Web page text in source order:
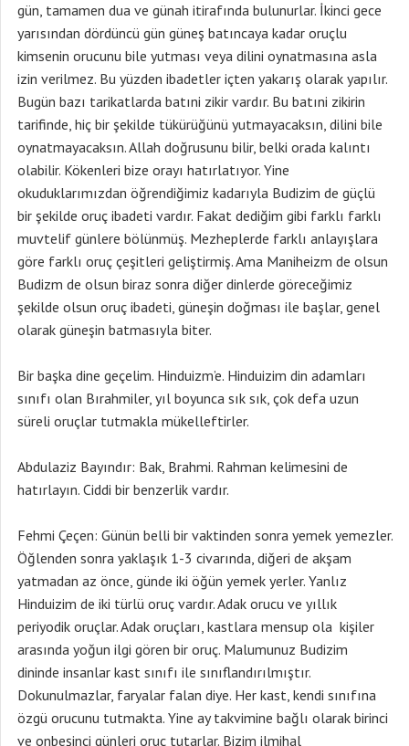
gün, tamamen dua ve günah itirafında bulunurlar. İkinci gece
yarısından dördüncü gün güneş batıncaya kadar oruçlu
kimsenin orucunu bile yutması veya dilini oynatmasına asla
izin verilmez. Bu yüzden ibadetler içten yakarış olarak yapılır.
Bugün bazı tarikatlarda batıni zikir vardır. Bu batıni zikirin
tarifinde, hiç bir şekilde tükürüğünü yutmayacaksın, dilini bile
oynatmayacaksın. Allah doğrusunu bilir, belki orada kalıntı
olabilir. Kökenleri bize orayı hatırlatıyor. Yine
okuduklarımızdan öğrendiğimiz kadarıyla Budizim de güçlü
bir şekilde oruç ibadeti vardır. Fakat dediğim gibi farklı farklı
muvtelif günlere bölünmüş. Mezheplerde farklı anlayışlara
göre farklı oruç çeşitleri geliştirmiş. Ama Maniheizm de olsun
Budizm de olsun biraz sonra diğer dinlerde göreceğimiz
şekilde olsun oruç ibadeti, güneşin doğması ile başlar, genel
olarak güneşin batmasıyla biter.
Bir başka dine geçelim. Hinduizm’e. Hinduizim din adamları
sınıfı olan Bırahmiler, yıl boyunca sık sık, çok defa uzun
süreli oruçlar tutmakla mükelleftirler.
Abdulaziz Bayındır: Bak, Brahmi. Rahman kelimesini de
hatırlayın. Ciddi bir benzerlik vardır.
Fehmi Çeçen: Günün belli bir vaktinden sonra yemek yemezler.
Öğlenden sonra yaklaşık 1-3 civarında, diğeri de akşam
yatmadan az önce, günde iki öğün yemek yerler. Yanlız
Hinduizim de iki türlü oruç vardır. Adak orucu ve yıllık
periyodik oruçlar. Adak oruçları, kastlara mensup ola kişiler
arasında yoğun ilgi gören bir oruç. Malumunuz Budizim
dininde insanlar kast sınıfı ile sınıflandırılmıştır.
Dokunulmazlar, faryalar falan diye. Her kast, kendi sınıfına
özgü orucunu tutmakta. Yine ay takvimine bağlı olarak birinci
ve onbeşinci günleri oruç tutarlar. Bizim ilmihal